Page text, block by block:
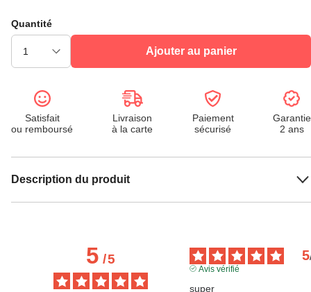
Quantité
Ajouter au panier
Satisfait
ou remboursé
Livraison
à la carte
Paiement
sécurisé
Garantie
2 ans
Description du produit
5/5 5
Avis vérifié
super